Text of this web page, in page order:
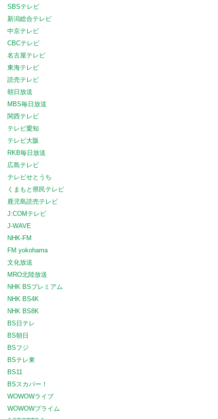
SBSテレビ
新潟総合テレビ
中京テレビ
CBCテレビ
名古屋テレビ
東海テレビ
読売テレビ
朝日放送
MBS毎日放送
関西テレビ
テレビ愛知
テレビ大阪
RKB毎日放送
広島テレビ
テレビせとうち
くまもと県民テレビ
鹿児島読売テレビ
J:COMテレビ
J-WAVE
NHK-FM
FM yokohama
文化放送
MRO北陸放送
NHK BSプレミアム
NHK BS4K
NHK BS8K
BS日テレ
BS朝日
BSフジ
BSテレ東
BS11
BSスカパー！
WOWOWライブ
WOWOWプライム